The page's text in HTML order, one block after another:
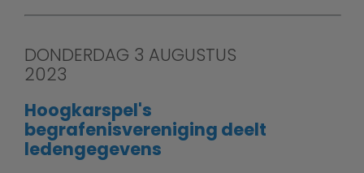
DONDERDAG 3 AUGUSTUS
2023
Hoogkarspel's
begrafenisvereniging deelt
ledengegevens